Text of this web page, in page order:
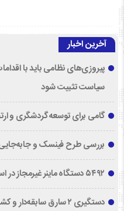
آخرین اخبار
پیروزی‌های نظامی باید با
سیاست تثبیت شود
گامی برای توسعه گردشگری و
بررسی طرح فینسک و
۵۴۹۲ دستگاه ماینر غیرمجاز در استان سمنان جمع‌آوری شد
دستگیری ۲ سارق سابقه‌دار و کشف خودروی سرقتی در مهدیشهر